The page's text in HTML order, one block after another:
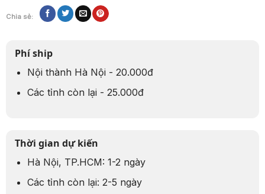
Chia sẻ:
Phí ship
Nội thành Hà Nội - 20.000đ
Các tỉnh còn lại - 25.000đ
Thời gian dự kiến
Hà Nội, TP.HCM: 1-2 ngày
Các tỉnh còn lại: 2-5 ngày